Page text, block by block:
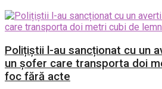
Polițiștii l-au sancționat cu un
un șofer care transporta doi
foc fără acte